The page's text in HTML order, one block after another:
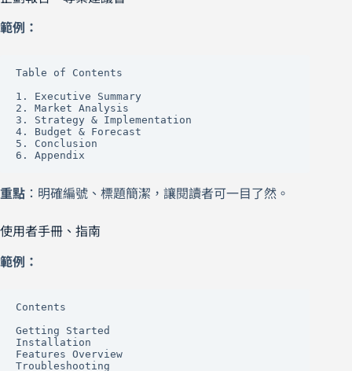
範例：
Table of Contents
1. Executive Summary
2. Market Analysis
3. Strategy & Implementation
4. Budget & Forecast
5. Conclusion
6. Appendix
重點 ：明確編號、標題簡潔，讓閱讀者可一目了然。
使用者手冊、指南
範例：
Contents
Getting Started
Installation
Features Overview
Troubleshooting